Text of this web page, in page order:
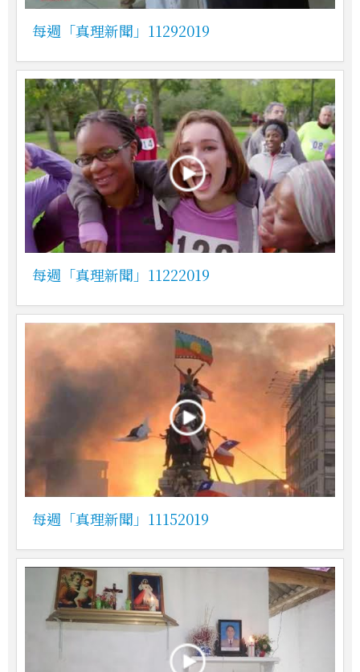
每週「真理新聞」11292019
每週「真理新聞」11222019
每週「真理新聞」11152019